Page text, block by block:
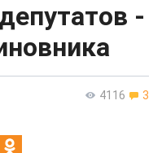
-
4116 3